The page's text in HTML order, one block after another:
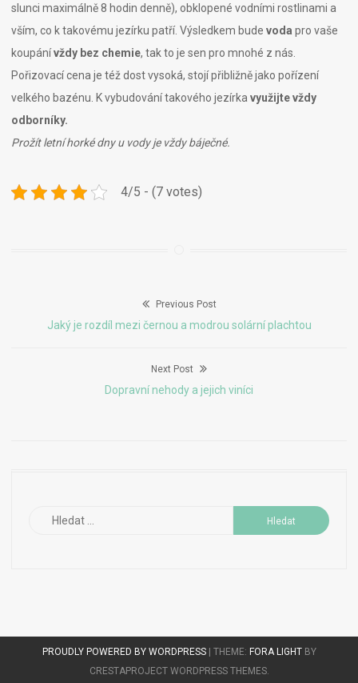
slunci maximálně 8 hodin denně), obklopené vodními rostlinami a
vším, co k takovému jezírku patří. Výsledkem bude voda pro vaše
koupánívždy bez chemie, tak to je sen pro mnohé z nás.
Pořizovací cena je též dost vysoká, stojí přibližně jako pořízení
velkého bazénu. K vybudování takového jezírka využijte vždy
odborníky.
Prožít letní horké dny u vody je vždy báječné.
4/5 - (7 votes)
Previous Post
Previous
Jaký je rozdíl mezi černou a modrou solární plachtou
Next Post
Next
Dopravní nehody a jejich viníci
Vyhledávání
PROUDLY POWERED BY WORDPRESS | THEME: FORA LIGHTBY
CRESTAPROJECT WORDPRESS THEMES.